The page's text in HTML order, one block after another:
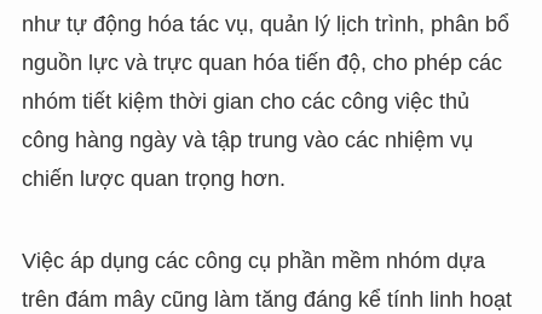
như tự động hóa tác vụ, quản lý lịch trình, phân bổ
nguồn lực và trực quan hóa tiến độ, cho phép các
nhóm tiết kiệm thời gian cho các công việc thủ
công hàng ngày và tập trung vào các nhiệm vụ
chiến lược quan trọng hơn.
Việc áp dụng các công cụ phần mềm nhóm dựa
trên đám mây cũng làm tăng đáng kể tính linh hoạt